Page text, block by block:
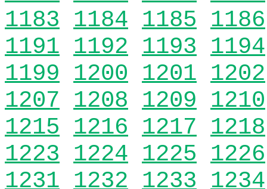
1183 1184 1185 1186
1191 1192 1193 1194
1199 1200 1201 1202
1207 1208 1209 1210
1215 1216 1217 1218
1223 1224 1225 1226
1231 1232 1233 1234